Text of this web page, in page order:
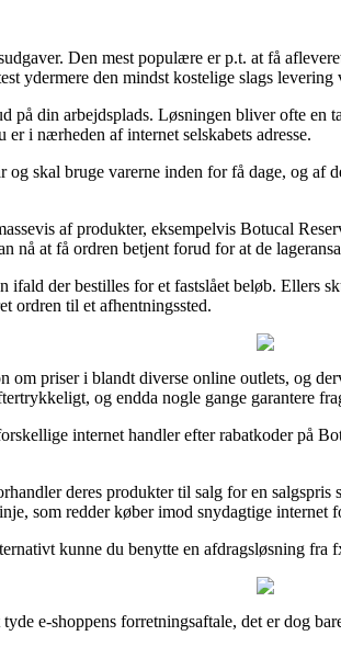
Den mest populære er p.t. at få
ydermere den mindst kostelige slags
på din arbejdsplads. Løsningen bliver ofte
i nærheden af internet selskabets adresse.
skal bruge varerne inden for få dage, og af
af produkter, eksempelvis Botucal
nå at få ordren betjent forud for at de
der bestilles for et fastslået beløb. Ellers
ordren til et afhentningssted.
priser i blandt diverse online outlets, og
og endda nogle gange garantere
internet handler efter rabatkoder på
deres produkter til salg for en
som redder køber imod snydagtige internet
kunne du benytte en afdragsløsning
e-shoppens forretningsaftale, det er dog